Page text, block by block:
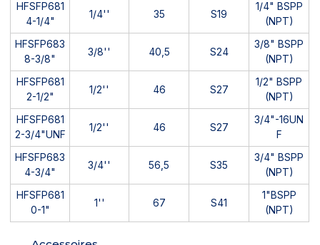
HFSFP681
4-1/4"
1/4'' 35 S19
1/4" BSPP
(NPT)
HFSFP683
8-3/8"
3/8'' 40,5 S24
3/8" BSPP
(NPT)
HFSFP681
2-1/2"
1/2'' 46 S27
1/2" BSPP
(NPT)
HFSFP681
2-3/4"UNF
1/2'' 46 S27
3/4"-16UN
F
HFSFP683
4-3/4"
3/4'' 56,5 S35
3/4" BSPP
(NPT)
HFSFP681
0-1"
1'' 67 S41
1"BSPP
(NPT)